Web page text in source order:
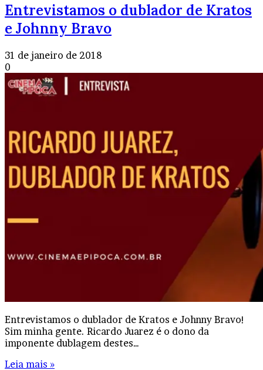
Entrevistamos o dublador de Kratos
e Johnny Bravo
31 de janeiro de 2018
0
Entrevistamos o dublador de Kratos e Johnny Bravo!
Sim minha gente. Ricardo Juarez é o dono da
imponente dublagem destes…
Leia mais »